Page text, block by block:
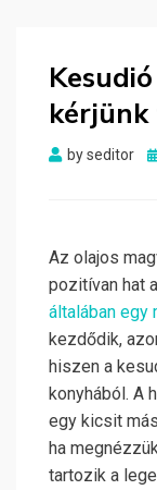
byseditor
Az olajos
pozitívan hat
általában egy
kezdődik,
hiszen a
konyhából. A
egy kicsit
ha
tartozik a